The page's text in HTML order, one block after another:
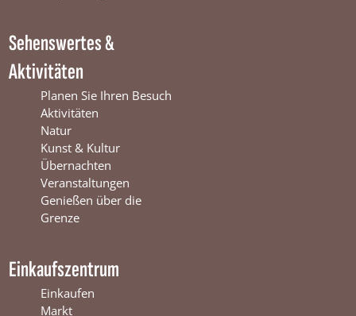
n
t
e
t
e
r
s
w
i
j
k
i
t
e
r
s
w
i
j
k
Sehenswertes &
Aktivitäten
Planen Sie Ihren Besuch
Aktivitäten
Natur
Kunst & Kultur
Übernachten
Veranstaltungen
Genießen über die
Grenze
Einkaufszentrum
Einkaufen
Markt